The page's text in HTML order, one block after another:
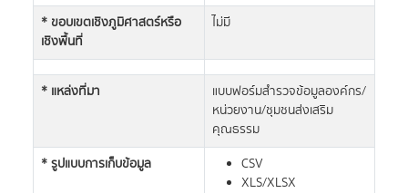
* ขอบเขตเชิงภูมิศาสตร์หรือ
เชิงพื้นที่
ไม่มี
* แหล่งที่มา
แบบฟอร์มสำรวจข้อมูลองค์กร/
หน่วยงาน/ชุมชนส่งเสริม
คุณธรรม
* รูปแบบการเก็บข้อมูล
CSV
XLS/XLSX